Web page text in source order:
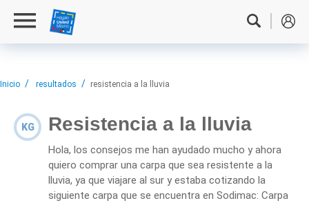
Inicio resultados resistencia a la lluvia
KG Resistencia a la lluvia
Hola, los consejos me han ayudado mucho y ahora
quiero comprar una carpa que sea resistente a la
lluvia, ya que viajare al sur y estaba cotizando la
siguiente carpa que se encuentra en Sodimac: Carpa